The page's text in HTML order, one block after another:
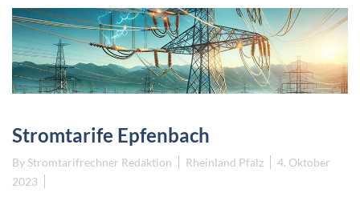
Stromtarife Epfenbach
By Stromtarifrechner Redaktion Rheinland Pfalz
4. Oktober
2023